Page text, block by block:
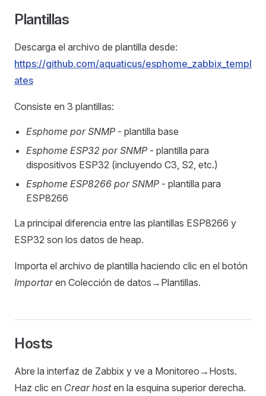
Plantillas
Descarga el archivo de plantilla desde:
https://github.com/aquaticus/esphome_zabbix_templ
ates
Consiste en 3 plantillas:
Esphome por SNMP - plantilla base
Esphome ESP32 por SNMP - plantilla para
dispositivos ESP32 (incluyendo C3, S2, etc.)
Esphome ESP8266 por SNMP - plantilla para
ESP8266
La principal diferencia entre las plantillas ESP8266 y
ESP32 son los datos de heap.
Importa el archivo de plantilla haciendo clic en el botón
Importaren Colección de datos→Plantillas.
Hosts
Abre la interfaz de Zabbix y ve a Monitoreo→Hosts.
Haz clic en Crear hosten la esquina superior derecha.